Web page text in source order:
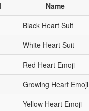
Name
Black Heart Suit
White Heart Suit
Red Heart Emoji
Growing Heart Emoji
Yellow Heart Emoji